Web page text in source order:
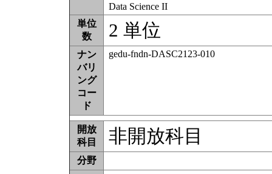
Data Science II
単位
数
2 単位
ナン
バリ
ング
コー
ド
gedu-fndn-DASC2123-010
開放
科目
非開放科目
分野